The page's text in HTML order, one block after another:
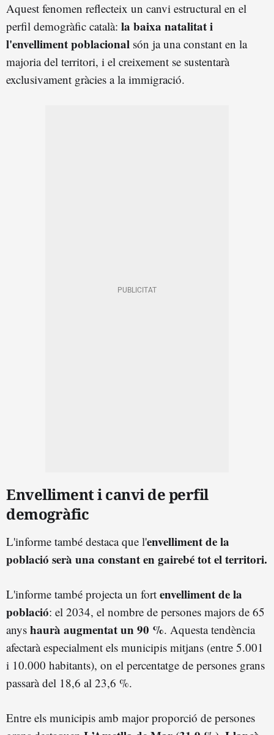
Aquest fenomen reflecteix un canvi estructural en el
perfil demogràfic català: la baixa natalitat i
l'envelliment poblacional són ja una constant en la
majoria del territori, i el creixement se sustentarà
exclusivament gràcies a la immigració.
Envelliment i canvi de perfil
demogràfic
L'informe també destaca que l'envelliment de la
població serà una constant en gairebé tot el territori.
L'informe també projecta un fort envelliment de la
població: el 2034, el nombre de persones majors de 65
anys haurà augmentat un 90 %. Aquesta tendència
afectarà especialment els municipis mitjans (entre 5.001
i 10.000 habitants), on el percentatge de persones grans
passarà del 18,6 al 23,6 %.
Entre els municipis amb major proporció de persones